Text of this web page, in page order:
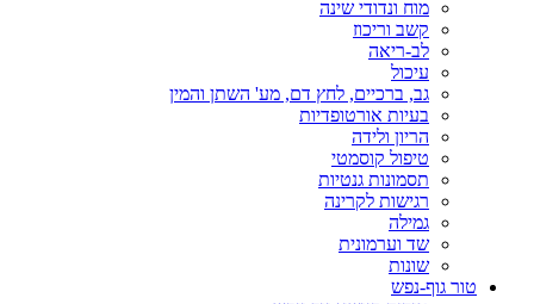
מוח ונדודי שינה
קשב וריכוז
לב-ריאה
עיכול
גב, ברכיים, לחץ דם, מע' השתן והמין
בעיות אורטופדיות
הריון ולידה
טיפול קוסמטי
תסמונות גנטיות
רגישות לקרינה
גמילה
שד וערמונית
שונות
טור גוף-נפש